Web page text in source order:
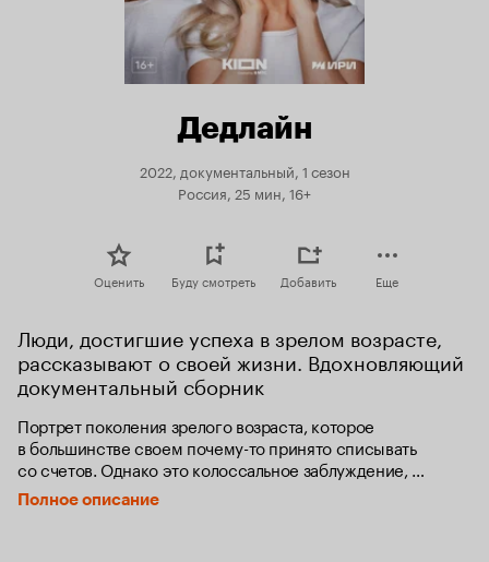
Дедлайн
2022, документальный, 1 сезон
Россия, 25 мин, 16+
Оценить Буду смотреть Добавить Еще
Люди, достигшие успеха в зрелом возрасте,
рассказывают о своей жизни. Вдохновляющий
документальный сборник
Портрет поколения зрелого возраста, которое
в большинстве своем почему-то принято списывать
со счетов. Однако это колоссальное заблуждение,
и авторы документального сериала искореняют этот
стереотип. Сегодня пожилые люди нередко становятся
Полное описание